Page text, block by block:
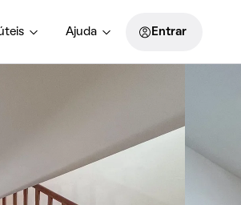
Ajuda Entrar